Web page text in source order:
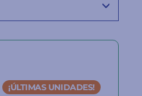
¡ÚLTIMAS UNIDADES!